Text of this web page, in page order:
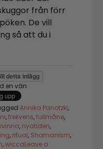
från förr
De vill
så att du i
detta inlägg
en vän
Annika Panotzki,
,frekvens,fullmåne,
, nyatiden,
, ritual, Shamanism,
,wiccaLeave a